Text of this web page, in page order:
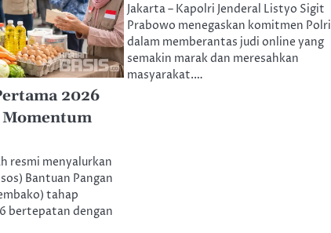
2026
resmi menyalurkan
Bantuan Pangan
tahap
bertepatan dengan
Jakarta – Kapolri Jenderal Listyo Sigit
Prabowo menegaskan komitmen Polri
dalam memberantas judi online yang
semakin marak dan meresahkan
masyarakat.…